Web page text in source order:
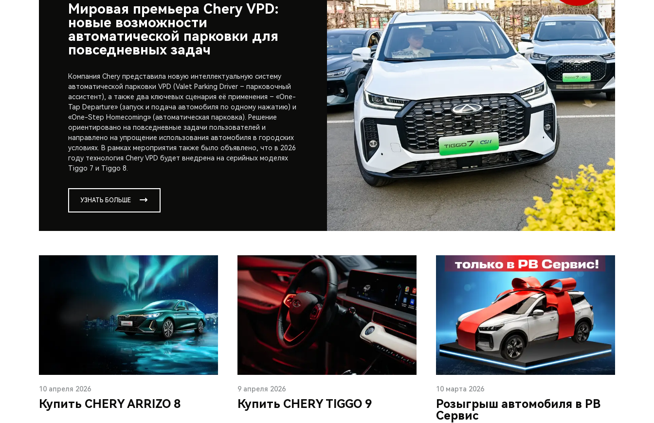
Мировая премьера Chery VPD:
новые возможности
автоматической парковки для
повседневных задач
Компания Chery представила новую интеллектуальную систему
автоматической парковки VPD (Valet Parking Driver – парковочный
ассистент), а также два ключевых сценария её применения – «One-
Tap Departure» (запуск и подача автомобиля по одному нажатию) и
«One-Step Homecoming» (автоматическая парковка). Решение
ориентировано на повседневные задачи пользователей и
направлено на упрощение использования автомобиля в городских
условиях. В рамках мероприятия также было объявлено, что в 2026
году технология Chery VPD будет внедрена на серийных моделях
Tiggo 7 и Tiggo 8.
УЗНАТЬ БОЛЬШЕ
10 апреля 2026
Купить CHERY ARRIZO 8
9 апреля 2026
Купить CHERY TIGGO 9
10 марта 2026
Розыгрыш автомобиля в РВ
Сервис